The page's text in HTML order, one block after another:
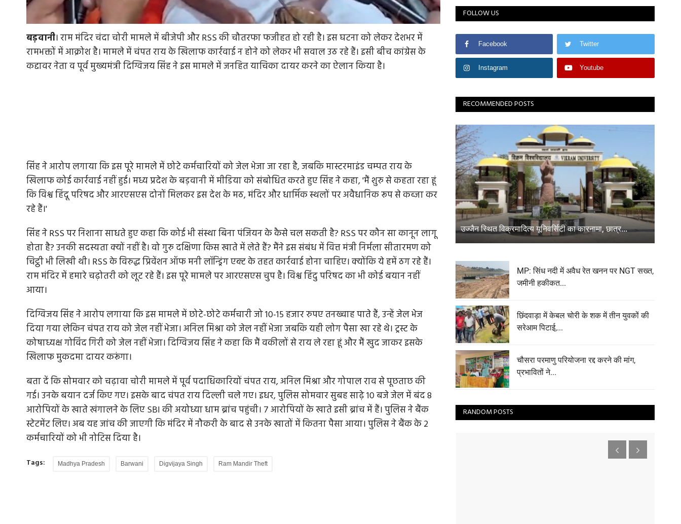
बड़वानी। राम मंदिर चंदा चोरी मामले में बीजेपी और RSS की चौतरफा फजीहत हो रही है। इस घटना को लेकर देशभर में
रामभक्तों में आक्रोश है। मामले में चंपत राय के खिलाफ कार्रवाई न होने को लेकर भी सवाल उठ रहे हैं। इसी बीच कांग्रेस के
कद्दावर नेता व पूर्व मुख्यमंत्री दिग्विजय सिंह ने इस मामले में जनहित याचिका दायर करने का ऐलान किया है।
सिंह ने आरोप लगाया कि इस पूरे मामले में छोटे कर्मचारियों को जेल भेजा जा रहा है, जबकि मास्टरमाइंड चम्पत राय के
खिलाफ कोई कार्रवाई नहीं हुई। मध्य प्रदेश के बड़वानी में मीडिया को संबोधित करते हुए सिंह ने कहा, 'मैं शुरु से कहता रहा हूं
कि विश्व हिंदू परिषद और आरएसएस दोनों मिलकर इस देश के मठ, मंदिर और धार्मिक स्थलों पर अवैधानिक रूप से कब्जा कर
रहे हैं।'
सिंह ने RSS पर निशाना साधते हुए कहा कि कोई भी संस्था बिना पंजियन के कैसे चल सकती है? RSS पर कौन सा कानून लागू
होता है? उनकी सदस्यता क्यों नहीं है। वो गुरु दक्षिणा किस खाते में लेते हैं? मैंने इस संबंध में वित्त मंत्री निर्मला सीतारमण को
चिट्ठी भी लिखी थी। RSS के विरुद्ध प्रिवेंशन ऑफ मनी लॉन्ड्रिंग एक्ट के तहत कार्रवाई होना चाहिए। क्योंकि ये हमें ठग रहे हैं।
राम मंदिर में हमारे चढ़ोतरी को लूट रहे हैं। इस पूरे मामले पर आरएसएस चुप है। विश्व हिंदु परिषद का भी कोई बयान नहीं
आया।
दिग्विजय सिंह ने आरोप लगाया कि इस मामले में छोटे-छोटे कर्मचारी जो 10-15 हजार रुपए तनख्वाह पाते हैं, उन्हें जेल भेज
दिया गया लेकिन चंपत राय को जेल नहीं भेजा। अनिल मिश्रा को जेल नहीं भेजा जबकि यही लोग पैसा खा रहे थे। ट्रस्ट के
कोषाध्यक्ष गोविंद गिरी को जेल नहीं भेजा। दिग्विजय सिंह ने कहा कि मैं वकीलों से राय ले रहा हूं और मैं खुद जाकर इसके
खिलाफ मुकदमा दायर करूंगा।
बता दें कि सोमवार को चढ़ावा चोरी मामले में पूर्व पदाधिकारियों चंपत राय, अनिल मिश्रा और गोपाल राव से पूछताछ की
गई। उनके बयान दर्ज किए गए। इसके बाद चंपत राय दिल्ली चले गए। इधर, पुलिस सोमवार सुबह साढ़े 10 बजे जेल में बंद 8
आरोपियों के खाते खंगालने के लिए SBI की अयोध्या धाम ब्रांच पहुंची। 7 आरोपियों के खाते इसी ब्रांच में हैं। पुलिस ने बैंक
स्टेटमेंट लिए। अब यह जांच की जाएगी कि मंदिर में नौकरी के बाद से उनके खातों में कितना पैसा आया। पुलिस ने बैंक के 2
कर्मचारियों को भी नोटिस दिया है।
Tags: Madhya Pradesh Barwani Digvijaya Singh Ram Mandir Theft
FOLLOW US
Facebook Twitter
Instagram Youtube
RECOMMENDED POSTS
उज्जैन स्थित विक्रमादित्य यूनिवर्सिटी का कारनामा, छात्र...
MP: सिंध नदी में अवैध रेत खनन पर NGT सख्त,
जमीनी हकीकत...
छिंदवाड़ा में केबल चोरी के शक में तीन युवकों की
सरेआम पिटाई,...
चौसरा परमाणु परियोजना रद्द करने की मांग,
प्रभावितों ने...
RANDOM POSTS
जी भाईसाहब जी: बीजेपी कार्यकर्ता ने कहा, हमारे